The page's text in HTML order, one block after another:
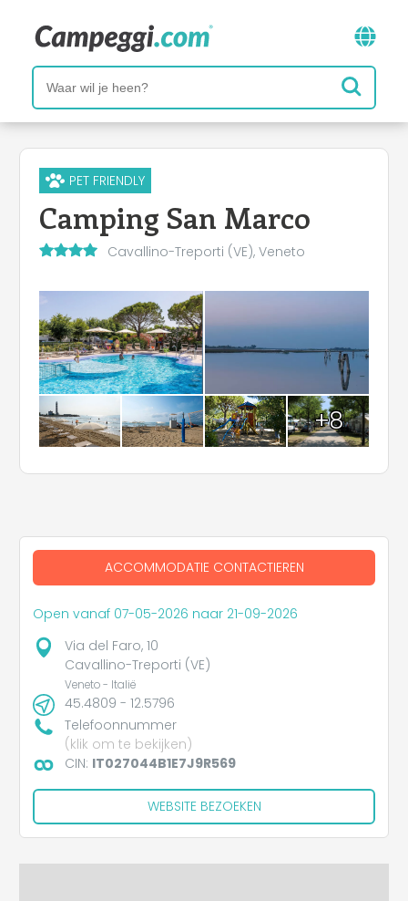
PET FRIENDLY
Camping San Marco
Cavallino-Treporti (VE), Veneto
+8
ACCOMMODATIE CONTACTIEREN
Open vanaf 07-05-2026 naar 21-09-2026
Via del Faro, 10
Cavallino-Treporti (VE)
Veneto - Italië
45.4809 - 12.5796
Telefoonnummer
(klik om te bekijken)
CIN: IT027044B1E7J9R569
WEBSITE BEZOEKEN